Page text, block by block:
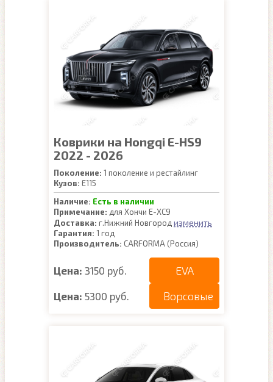
Коврики на Hongqi E-HS9
2022 - 2026
Поколение: 1 поколение и рестайлинг
Кузов: E115
Наличие: Есть в наличии
Примечание: для Хончи Е-ХС9
Доставка: г.Нижний Новгород изменить
Гарантия: 1 год
Производитель: CARFORMA (Россия)
Цена: 3150 руб. EVA
Цена: 5300 руб. Ворсовые